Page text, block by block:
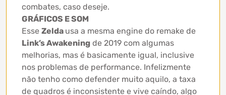
combates, caso deseje.
GRÁFICOS E SOM
Esse Zelda usa a mesma engine do remake de
Link’s Awakening de 2019 com algumas
melhorias, mas é basicamente igual, inclusive
nos problemas de performance. Infelizmente
não tenho como defender muito aquilo, a taxa
de quadros é inconsistente e vive caíndo, algo